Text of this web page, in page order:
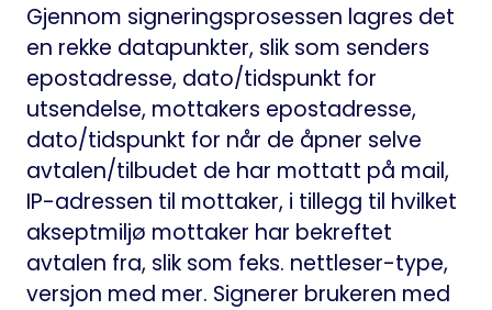
Gjennom signeringsprosessen lagres det
en rekke datapunkter, slik som senders
epostadresse, dato/tidspunkt for
utsendelse, mottakers epostadresse,
dato/tidspunkt for når de åpner selve
avtalen/tilbudet de har mottatt på mail,
IP-adressen til mottaker, i tillegg til hvilket
akseptmiljø mottaker har bekreftet
avtalen fra, slik som feks. nettleser-type,
versjon med mer. Signerer brukeren med